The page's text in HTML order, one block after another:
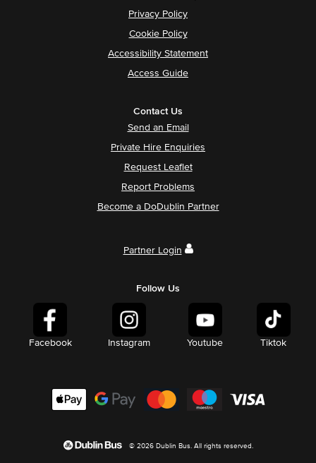
Privacy Policy
Cookie Policy
Accessibility Statement
Access Guide
Contact Us
Send an Email
Private Hire Enquiries
Request Leaflet
Report Problems
Become a DoDublin Partner
Partner Login
Follow Us
Facebook Instagram Youtube Tiktok
© 2026 Dublin Bus. All rights reserved.